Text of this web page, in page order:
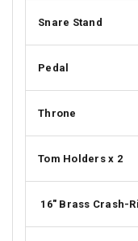
Snare Stand
Pedal
Throne
Tom Holders x 2
16" Brass Crash-